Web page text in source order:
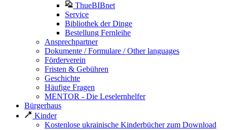
ThueBIBnet
Service
Bibliothek der Dinge
Bestellung Fernleihe
Ansprechpartner
Dokumente / Formulare / Other languages
Förderverein
Fristen & Gebühren
Geschichte
Häufige Fragen
MENTOR - Die Leselernhelfer
Bürgerhaus
Kinder
Kostenlose ukrainische Kinderbücher zum Download